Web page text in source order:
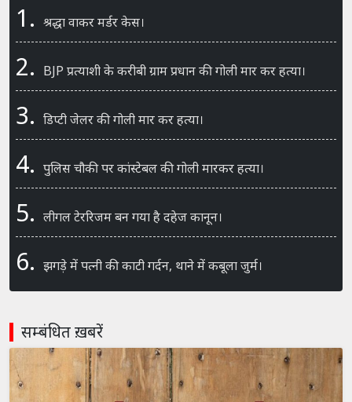
1. श्रद्धा वाकर मर्डर केस।
2. BJP प्रत्याशी के करीबी ग्राम प्रधान की गोली मार कर हत्या।
3. डिप्टी जेलर की गोली मार कर हत्या।
4. पुलिस चौकी पर कांस्टेबल की गोली मारकर हत्या।
5. लीगल टेररिजम बन गया है दहेज कानून।
6. झगड़े में पत्नी की काटी गर्दन, थाने में कबूला जुर्म।
सम्बंधित ख़बरें